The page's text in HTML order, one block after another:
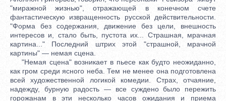
"миражной жизнью", отражающей в конечном счете
фантастическую извращенность русской действительности.
"Форма без содержания, движение без цели, внешность
интересов и, стало быть, пустота их... Страшная, мрачная
картина..." Последний штрих этой "страшной, мрачной
картины" — немая сцена.
"Немая сцена" возникает в пьесе как будто неожиданно,
как гром среди ясного неба. Тем не менее она подготовлена
всей художественной логикой комедии. Страх, отчаяние,
надежду, бурную радость — все суждено было пережить
горожанам в эти несколько часов ожидания и приема